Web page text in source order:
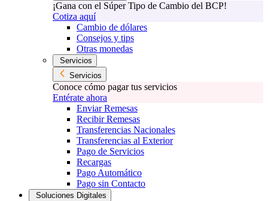
¡Gana con el Súper Tipo de Cambio del BCP!
Cotiza aquí
Cambio de dólares
Consejos y tips
Otras monedas
Servicios
Servicios
Conoce cómo pagar tus servicios
Entérate ahora
Enviar Remesas
Recibir Remesas
Transferencias Nacionales
Transferencias al Exterior
Pago de Servicios
Recargas
Pago Automático
Pago sin Contacto
Soluciones Digitales